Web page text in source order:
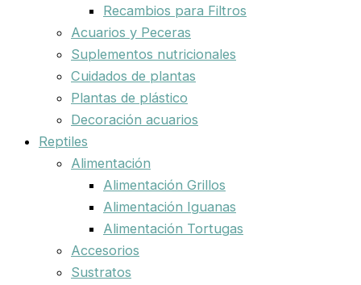
Recambios para Filtros
Acuarios y Peceras
Suplementos nutricionales
Cuidados de plantas
Plantas de plástico
Decoración acuarios
Reptiles
Alimentación
Alimentación Grillos
Alimentación Iguanas
Alimentación Tortugas
Accesorios
Sustratos